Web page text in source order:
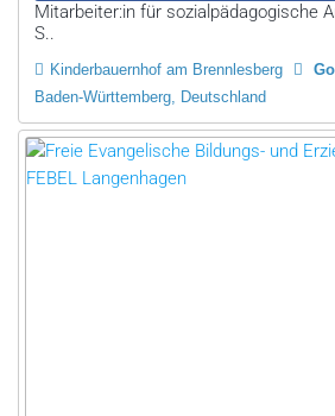
Mitarbeiter:in für sozialpädagogische
S..
Kinderbauernhof am Brennlesberg
Baden-Württemberg, Deutschland